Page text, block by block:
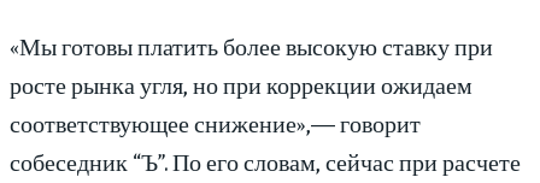
«Мы готовы платить более высокую ставку при
росте рынка угля, но при коррекции ожидаем
соответствующее снижение»,— говорит
собеседник “Ъ”. По его словам, сейчас при расчете